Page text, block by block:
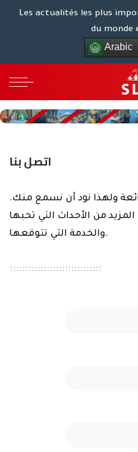
Les actualités les plus
du monde
Arabic
اتصل بنا
ولهذا نود أن نسمع منك.
من الأحداث التي تحبها
والخدمة التي تتوقعها.